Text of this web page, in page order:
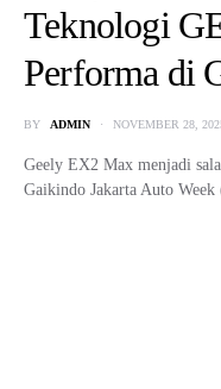
Teknologi
Performa di
BY ADMIN NOVEMBER 28,
Geely EX2 Max menjadi
Gaikindo Jakarta Auto